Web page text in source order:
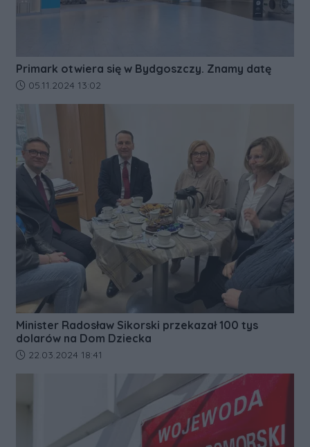
Primark otwiera się w Bydgoszczy. Znamy datę
Data dodania artykułu:
05.11.2024 13:02
Minister Radosław Sikorski przekazał 100 tys
dolarów na Dom Dziecka
Data dodania artykułu:
22.03.2024 18:41